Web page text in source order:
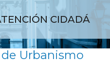
CIDADÁ
Urbanismo